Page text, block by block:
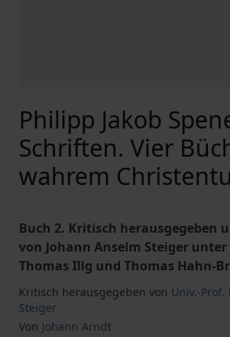
Philipp Jakob
Schriften. Vier
wahrem
Buch 2. Kritisch herausgegeben
von Johann Anselm Steiger
Thomas Illg und Thomas Hahn-
Kritisch herausgegeben von Univ.-Prof.
Steiger
Von Johann Arndt